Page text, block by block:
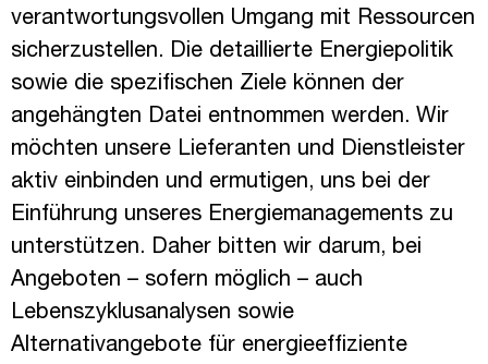
verantwortungsvollen Umgang mit Ressourcen
sicherzustellen. Die detaillierte Energiepolitik
sowie die spezifischen Ziele können der
angehängten Datei entnommen werden. Wir
möchten unsere Lieferanten und Dienstleister
aktiv einbinden und ermutigen, uns bei der
Einführung unseres Energiemanagements zu
unterstützen. Daher bitten wir darum, bei
Angeboten – sofern möglich – auch
Lebenszyklusanalysen sowie
Alternativangebote für energieeffiziente